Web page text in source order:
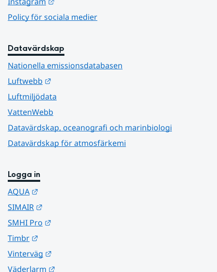
Policy för sociala medier
Datavärdskap
Nationella emissionsdatabasen
Luftwebb
Luftmiljödata
VattenWebb
Datavärdskap, oceanografi och marinbiologi
Datavärdskap för atmosfärkemi
Logga in
AQUA
SIMAIR
SMHI Pro
Timbr
Vinterväg
Väderlarm